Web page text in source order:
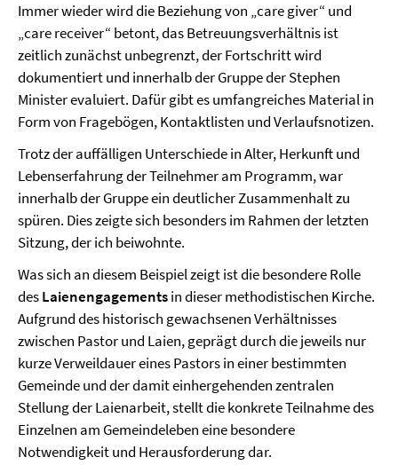
Immer wieder wird die Beziehung von „care giver“ und
„care receiver“ betont, das Betreuungsverhältnis ist
zeitlich zunächst unbegrenzt, der Fortschritt wird
dokumentiert und innerhalb der Gruppe der Stephen
Minister evaluiert. Dafür gibt es umfangreiches Material in
Form von Fragebögen, Kontaktlisten und Verlaufsnotizen.
Trotz der auffälligen Unterschiede in Alter, Herkunft und
Lebenserfahrung der Teilnehmer am Programm, war
innerhalb der Gruppe ein deutlicher Zusammenhalt zu
spüren. Dies zeigte sich besonders im Rahmen der letzten
Sitzung, der ich beiwohnte.
Was sich an diesem Beispiel zeigt ist die besondere Rolle
desLaienengagementsin dieser methodistischen Kirche.
Aufgrund des historisch gewachsenen Verhältnisses
zwischen Pastor und Laien, geprägt durch die jeweils nur
kurze Verweildauer eines Pastors in einer bestimmten
Gemeinde und der damit einhergehenden zentralen
Stellung der Laienarbeit, stellt die konkrete Teilnahme des
Einzelnen am Gemeindeleben eine besondere
Notwendigkeit und Herausforderung dar.